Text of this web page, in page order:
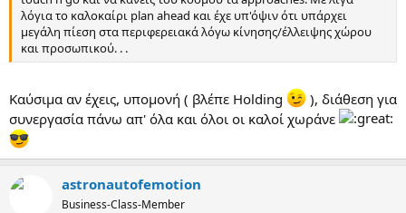
λόγια το καλοκαίρι plan ahead και έχε υπ'όψιν ότι υπάρχει
μεγάλη πίεση στα περιφερειακά λόγω κίνησης/έλλειψης χώρου
και προσωπικού. . .
Καύσιμα αν έχεις, υπομονή ( βλέπε Holding
), διάθεση για
συνεργασία πάνω απ' όλα και όλοι οι καλοί χωράνε
astronautofemotion
Business-Class-Member